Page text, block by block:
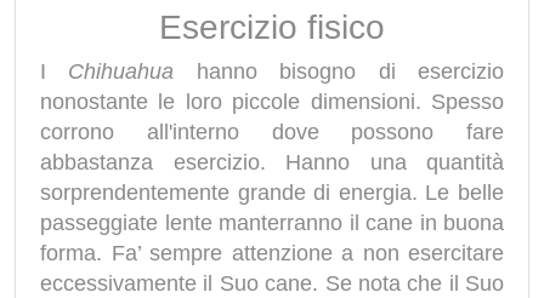
Esercizio fisico
I Chihuahua hanno bisogno di esercizio
nonostante le loro piccole dimensioni. Spesso
corrono all'interno dove possono fare
abbastanza esercizio. Hanno una quantità
sorprendentemente grande di energia. Le belle
passeggiate lente manterranno il cane in buona
forma. Fa’ sempre attenzione a non esercitare
eccessivamente il Suo cane. Se nota che il Suo